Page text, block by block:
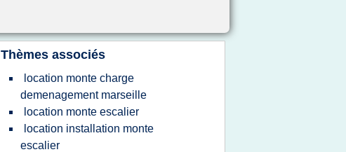
Thèmes associés
location monte charge
demenagement marseille
location monte escalier
location installation monte
escalier